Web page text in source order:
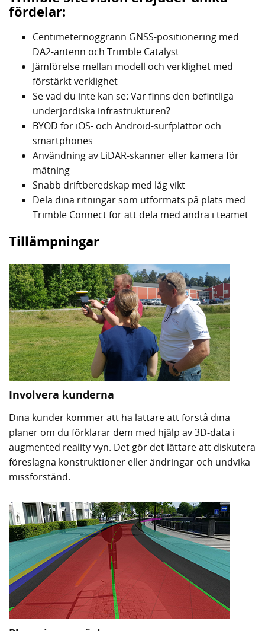
fördelar:
Centimeternoggrann GNSS-positionering med
DA2-antenn och Trimble Catalyst
Jämförelse mellan modell och verklighet med
förstärkt verklighet
Se vad du inte kan se: Var finns den befintliga
underjordiska infrastrukturen?
BYOD för iOS- och Android-surfplattor och
smartphones
Användning av LiDAR-skanner eller kamera för
mätning
Snabb driftberedskap med låg vikt
Dela dina ritningar som utformats på plats med
Trimble Connect för att dela med andra i teamet
Tillämpningar
Involvera kunderna
Dina kunder kommer att ha lättare att förstå dina
planer om du förklarar dem med hjälp av 3D-data i
augmented reality-vyn. Det gör det lättare att diskutera
föreslagna konstruktioner eller ändringar och undvika
missförstånd.